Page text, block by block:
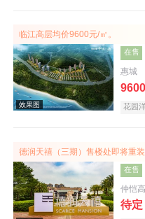
效果图
临江高层均价9600元/㎡。
在售
惠城
9600
花园
德润天禧（三期）售楼处即将重装
在售
仲恺
待定